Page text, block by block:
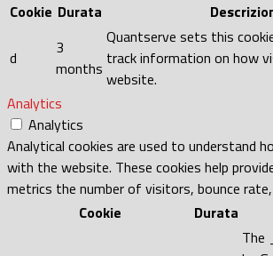
Cookie Durata
d
3
months
Quantserve sets this
track information on how
website.
Analytics
Analytics
Analytical cookies are used to understand
with the website. These cookies help
metrics the number of visitors, bounce
Cookie
Durata
The